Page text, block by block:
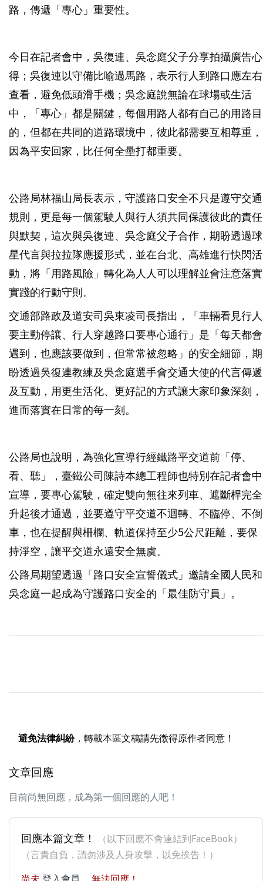
路，傳遞「專心」重要性。
今日在記者會中，吳復連、吳念庭父子分享拍攝廣告心
得；吳復連以守備比喻過馬路，表示行人到路口應左右
查看，避免低頭滑手機；吳念庭說無論在球場或生活
中，「專心」都是關鍵，每個用路人都有自己的用路目
的，但都在共同的道路環境中，彼此都需要互相尊重，
因為平安回家，比任何全壘打都重要。
公路局林福山局長表示，守護路口安全不只是遵守交通
規則，更是每一個駕駛人與行人須共同保護彼此的責任
與默契，這次與吳復連、吳念庭父子合作，期盼透過球
星代言與拉拉隊應援形式，並在台北、高雄進行快閃活
動，將「用路風險」轉化為人人可以理解並會注意落實
實踐的行動守則。
交通部路政及道安司吳東凌司長指出，「車輛看見行人
要主動停讓、行人穿越路口要專心通行」是「每天都會
遇到，也應該要做到，但常常被忽略」的安全細節，期
盼透過吳復連教練及吳念庭選手會交通大使的代言傳遞
及互動，用更生活化、更好記的方式讓大家印象深刻，
進而落實在日常的每一刻。
公路局也說明，為強化宣導行經鐵路平交道前「停、
看、聽」，臺鐵公司陳詩本總工程師也特別在記者會中
宣導，要專心駕駛，確定雙向無往來列車、遮斷桿完全
升起後才通過，並要遵守平交道不迴轉、不臨停、不倒
車，也在提醒與柵欄、軌道保持至少5公尺距離，要保
持淨空，讓平交道永遠安全無虞。
公路局期望透過「路口安全宣誓儀式」邀請全國人民和
吳念庭一起成為守護路口安全的「最佳防守員」。
避免法律糾紛，轉載本區文稿請先徵得原作者同意！
文章回應
目前尚無回應，成為第一個回應的人吧！
回應本篇文章！
（以下回應不會連結到FaceBook）
（言責自負，請勿涉及人身攻擊，以免挨告！）
尚未 登入會員 ，無法回應！